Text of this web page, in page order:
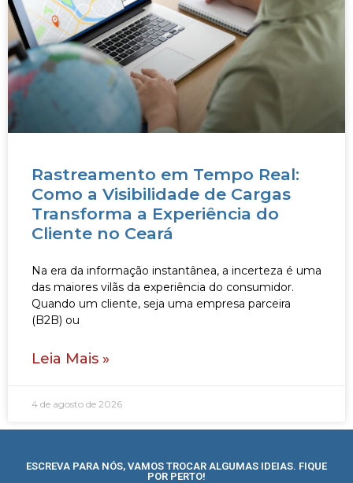
Rastreamento em Tempo Real:
Como a Visibilidade de Cargas
Transforma a Experiência do
Cliente no Ceará
Na era da informação instantânea, a incerteza é uma
das maiores vilãs da experiência do consumidor.
Quando um cliente, seja uma empresa parceira
(B2B) ou
Leia Mais »
4 de agosto de 2026
ESCREVA PARA NÓS, VAMOS TROCAR ALGUMAS IDEIAS. FIQUE
POR PERTO!